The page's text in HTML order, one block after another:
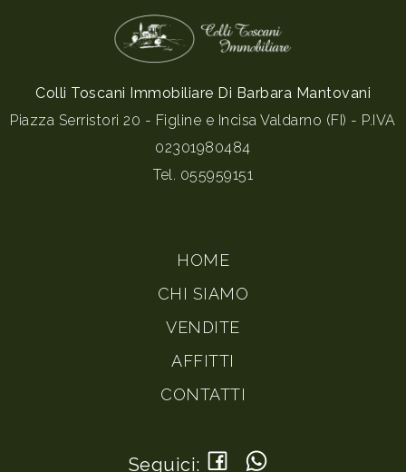
Colli Toscani Immobiliare Di Barbara Mantovani
Piazza Serristori 20 - Figline e Incisa Valdarno (FI) - P.IVA
02301980484
Tel. 055959151
HOME
CHI SIAMO
VENDITE
AFFITTI
CONTATTI
Seguici: